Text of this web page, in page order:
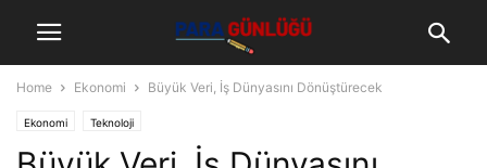
Home Ekonomi Büyük Veri, İş Dünyasını Dönüştürecek
Ekonomi Teknoloji